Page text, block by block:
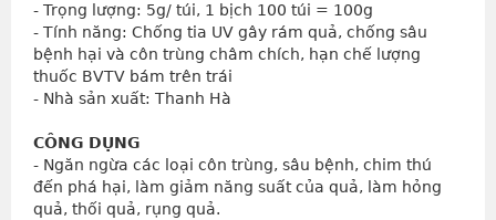
- Trọng lượng: 5g/ túi, 1 bịch 100 túi = 100g
- Tính năng: Chống tia UV gây rám quả, chống sâu
bệnh hại và côn trùng châm chích, hạn chế lượng
thuốc BVTV bám trên trái
- Nhà sản xuất: Thanh Hà
CÔNG DỤNG
- Ngăn ngừa các loại côn trùng, sâu bệnh, chim thú
đến phá hại, làm giảm năng suất của quả, làm hỏng
quả, thối quả, rụng quả.